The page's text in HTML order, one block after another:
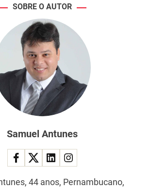
SOBRE O AUTOR
Samuel Antunes
44 anos, Pernambucano,